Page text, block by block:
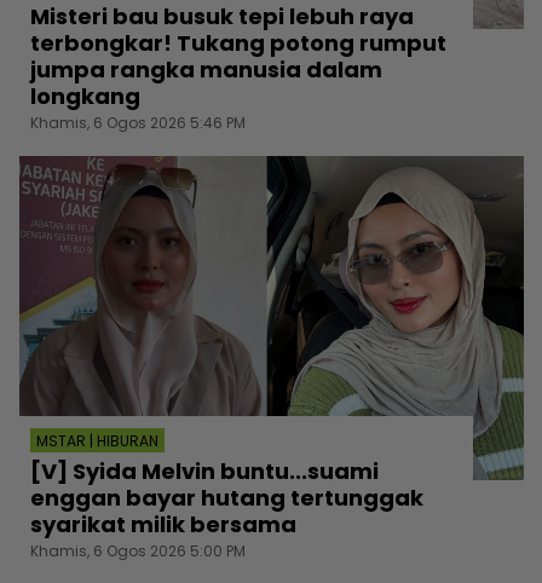
Misteri bau busuk tepi lebuh raya
terbongkar! Tukang potong rumput
jumpa rangka manusia dalam
longkang
Khamis, 6 Ogos 2026 5:46 PM
MSTAR | HIBURAN
[V] Syida Melvin buntu...suami
enggan bayar hutang tertunggak
syarikat milik bersama
Khamis, 6 Ogos 2026 5:00 PM